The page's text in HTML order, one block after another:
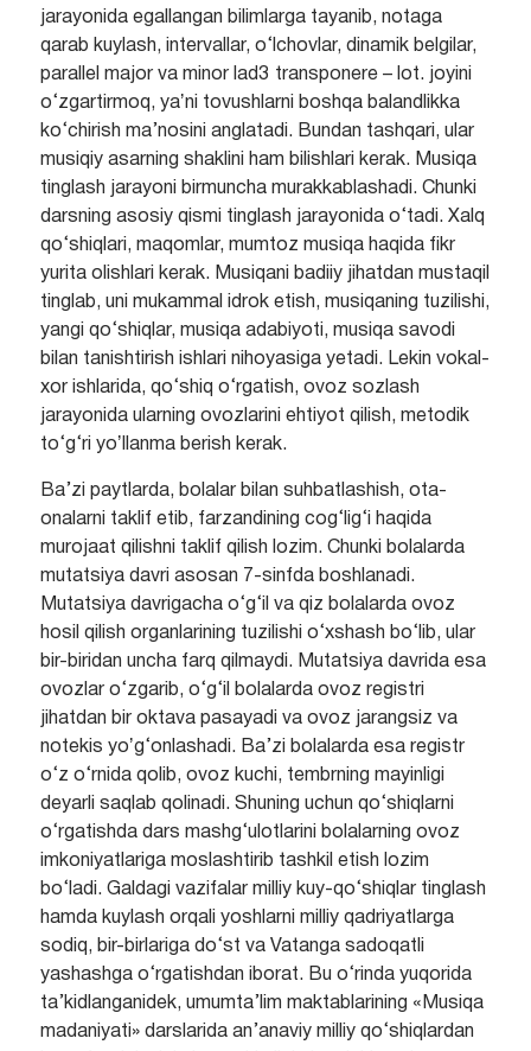
jarayonida egallangan bilimlarga tayanib, notaga
qarab kuylash, intervallar, o‘lchovlar, dinamik belgilar,
parallel major va minor lad3 transponere – lot. joyini
o‘zgartirmoq, yaʼni tovushlarni boshqa balandlikka
ko‘chirish ma’nosini anglatadi. Bundan tashqari, ular
musiqiy asarning shaklini ham bilishlari kerak. Musiqa
tinglash jarayoni birmuncha murakkablashadi. Chunki
darsning asosiy qismi tinglash jarayonida o‘tadi. Xalq
qo‘shiqlari, maqomlar, mumtoz musiqa haqida fikr
yurita olishlari kerak. Musiqani badiiy jihatdan mustaqil
tinglab, uni mukammal idrok etish, musiqaning tuzilishi,
yangi qo‘shiqlar, musiqa adabiyoti, musiqa savodi
bilan tanishtirish ishlari nihoyasiga yetadi. Lekin vokal-
xor ishlarida, qo‘shiq o‘rgatish, ovoz sozlash
jarayonida ularning ovozlarini ehtiyot qilish, metodik
to‘g‘ri yoʼllanma berish kerak.
Ba’zi paytlarda, bolalar bilan suhbatlashish, ota-
onalarni taklif etib, farzandining cog‘lig‘i haqida
murojaat qilishni taklif qilish lozim. Chunki bolalarda
mutatsiya davri asosan 7-sinfda boshlanadi.
Mutatsiya davrigacha o‘g‘il va qiz bolalarda ovoz
hosil qilish organlarining tuzilishi o‘xshash bo‘lib, ular
bir-biridan uncha farq qilmaydi. Mutatsiya davrida esa
ovozlar o‘zgarib, o‘g‘il bolalarda ovoz registri
jihatdan bir oktava pasayadi va ovoz jarangsiz va
notekis yoʼg‘onlashadi. Ba’zi bolalarda esa registr
o‘z o‘rnida qolib, ovoz kuchi, tembrning mayinligi
deyarli saqlab qolinadi. Shuning uchun qo‘shiqlarni
o‘rgatishda dars mashg‘ulotlarini bolalarning ovoz
imkoniyatlariga moslashtirib tashkil etish lozim
bo‘ladi. Galdagi vazifalar milliy kuy-qo‘shiqlar tinglash
hamda kuylash orqali yoshlarni milliy qadriyatlarga
sodiq, bir-birlariga do‘st va Vatanga sadoqatli
yashashga o‘rgatishdan iborat. Bu o‘rinda yuqorida
ta’kidlanganidek, umumta’lim maktablarining «Musiqa
madaniyati» darslarida an’anaviy milliy qo‘shiqlardan